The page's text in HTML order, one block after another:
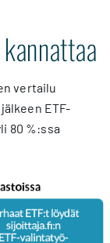
vertailu
ETF-
80 %:ssa